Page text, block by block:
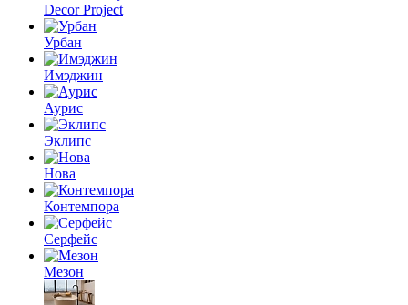
Decor Project
Урбан
Имэджин
Аурис
Эклипс
Нова
Контемпора
Серфейс
Мезон